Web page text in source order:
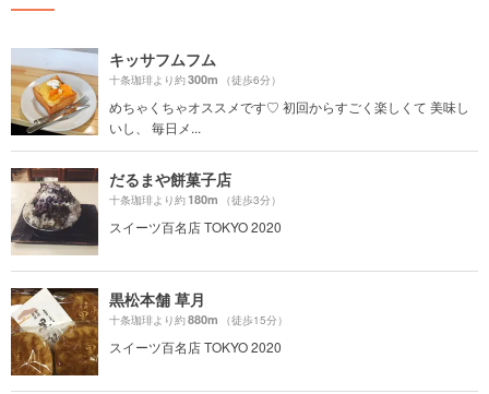
キッサフムフム
十条珈琲より約300m （徒歩6分）
めちゃくちゃオススメです♡ 初回からすごく楽しくて 美味し
いし、 毎日メ...
だるまや餅菓子店
十条珈琲より約180m （徒歩3分）
スイーツ百名店 TOKYO 2020
黒松本舗 草月
十条珈琲より約880m （徒歩15分）
スイーツ百名店 TOKYO 2020